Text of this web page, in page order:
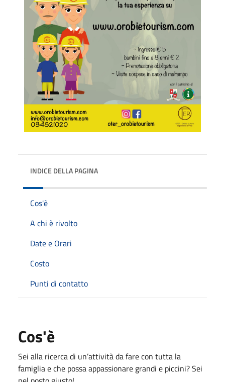
INDICE DELLA PAGINA
Cos'è
A chi è rivolto
Date e Orari
Costo
Punti di contatto
Cos'è
Sei alla ricerca di un’attività da fare con tutta la
famiglia e che possa appassionare grandi e piccini? Sei